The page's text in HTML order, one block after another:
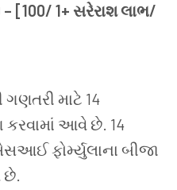
– [100/ 1+ સરેરાશ લાભ/
માટે 14
આવે છે. 14
ફોર્મ્યુલાના બીજા
છે.